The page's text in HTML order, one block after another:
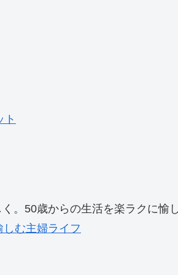
ト
。50歳からの生活を楽ラクに愉
む主婦ライフ